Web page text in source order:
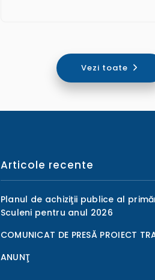
Vezi toate
Articole recente
Planul de achiziţii publice al
Sculeni pentru anul 2026
COMUNICAT DE PRESĂ PROIECT
ANUNŢ